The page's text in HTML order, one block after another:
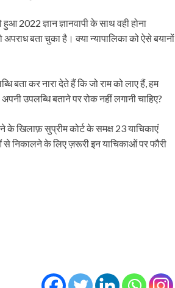
2022 ज्ञान ज्ञानवापी के साथ वही होना
बता चुका है। क्या न्यापालिका को ऐसे बयानों
बता कर नारा देते हैं कि जो राम को लाए हैं, हम
उपलब्धि बताने पर रोक नहीं लगानी चाहिए?
के खिलाफ़ सुप्रीम कोर्ट के समक्ष 23 याचिकाएं
निकालने के लिए ज़रूरी इन याचिकाओं पर फौरी